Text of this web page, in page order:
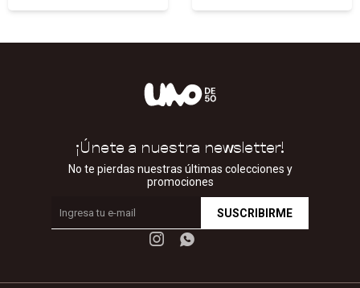
¡Únete a nuestra newsletter!
No te pierdas nuestras últimas colecciones y
promociones
SUSCRIBIRME
 